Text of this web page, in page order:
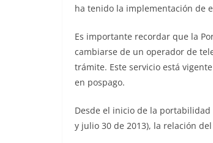
ha tenido la implementación de
Es importante recordar que la
cambiarse de un operador de
trámite. Este servicio está
en pospago.
Desde el inicio de la
y julio 30 de 2013), la relación del